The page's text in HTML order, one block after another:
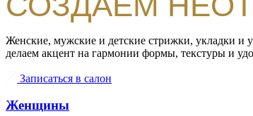
Женские, мужские и детские стрижки, укладки и
делаем акцент на гармонии формы, текстуры и
Записаться в салон
Женщины